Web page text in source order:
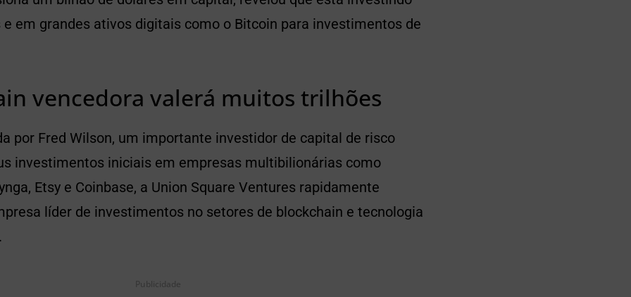
em grandes ativos digitais como o Bitcoin para investimentos de
vencedora valerá muitos trilhões
por Fred Wilson, um importante investidor de capital de risco
investimentos iniciais em empresas multibilionárias como
Etsy e Coinbase, a Union Square Ventures rapidamente
líder de investimentos no setores de blockchain e tecnologia
Publicidade